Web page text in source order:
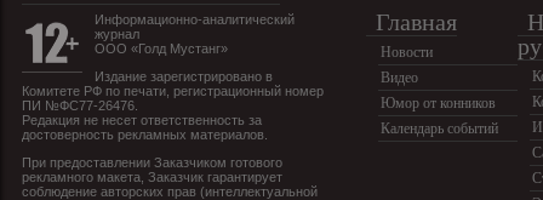
Информационно-аналитический
журнал
ООО «Голд Мустанг»
Издание зарегистрировано в
Комитете РФ по печати, регистрационный номер
ПИ №ФС77-26476.
Редакция не несет ответственность за
достоверность рекламных материалов.
При предоставлении Заказчиком готового
рекламного макета, Заказчик гарантирует
соблюдение авторских прав (интеллектуальной
Главная
Новости
Видео
Юмор от конников
Календарь событий